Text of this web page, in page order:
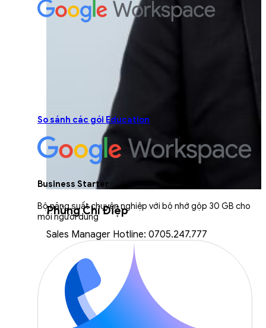
Phùng Chí Điệp
Sales Manager Hotline: 0705.247.777
So sánh các gói Education
Business Starter
Bộ năng suất chuyên nghiệp với bộ nhớ gộp 30 GB cho
mỗi người dùng